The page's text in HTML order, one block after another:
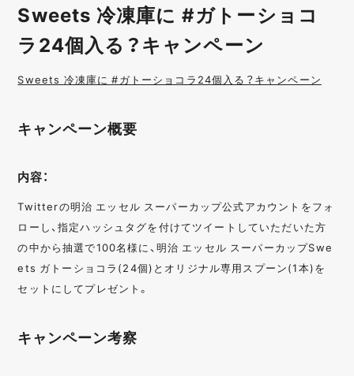
Sweets 冷凍庫に #ガトーショコ
ラ24個入る？キャンペーン
Sweets 冷凍庫に #ガトーショコラ24個入る？キャンペーン
キャンペーン概要
内容：
Twitterの明治 エッセル スーパーカップ公式アカウントをフォ
ローし、指定ハッシュタグを付けてツイートしていただいた方
の中から抽選で100名様に、明治 エッセル スーパーカップSwe
ets ガトーショコラ(24個)とオリジナル専用スプーン(1本)を
セットにしてプレゼント。
キャンペーン考察